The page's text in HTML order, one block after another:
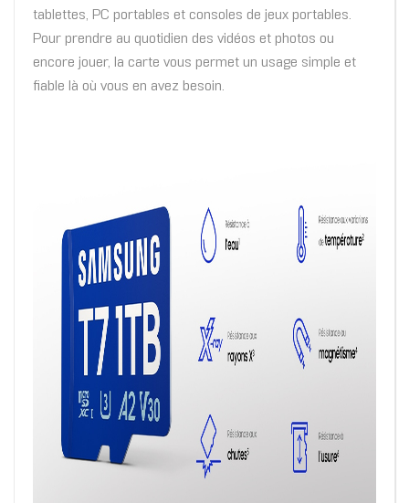
tablettes, PC portables et consoles de jeux portables.
Pour prendre au quotidien des vidéos et photos ou
encore jouer, la carte vous permet un usage simple et
fiable là où vous en avez besoin.